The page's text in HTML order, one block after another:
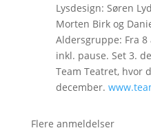
Lysdesign: Søren
Morten Birk og
Aldersgruppe: Fra
inkl. pause. Set 3.
Team Teatret, hvor
december.
Flere anmeldelser